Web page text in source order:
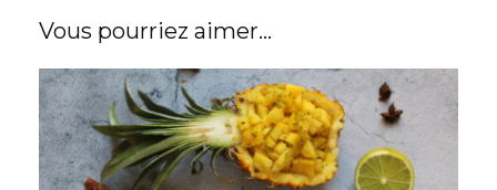
Vous pourriez aimer...